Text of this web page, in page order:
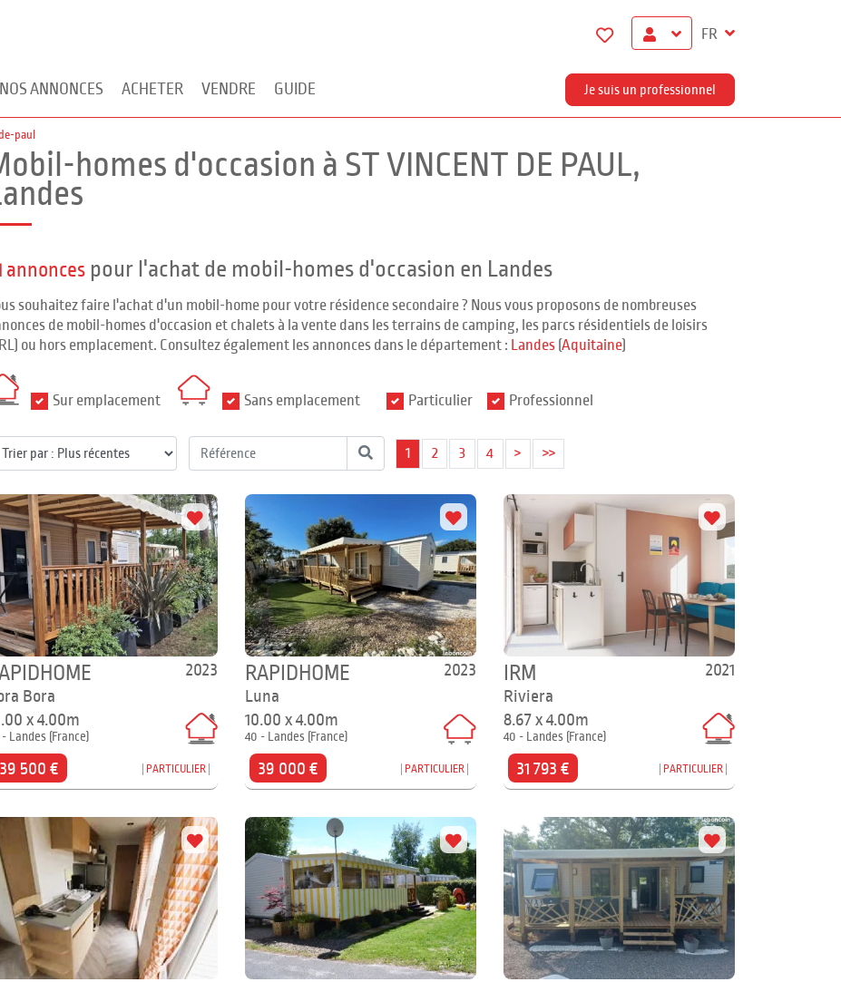
FR
NOS ANNONCES ACHETER VENDRE GUIDE Je suis un professionnel
paul
homes d'occasion à ST VINCENT DE PAUL,
annonces pour l'achat de mobil-homes d'occasion en Landes
souhaitez faire l'achat d'un mobil-home pour votre résidence secondaire ? Nous vous proposons de nombreuses
de mobil-homes d'occasion et chalets à la vente dans les terrains de camping, les parcs résidentiels de loisirs
ou hors emplacement. Consultez également les annonces dans le département : Landes (Aquitaine)
Sur emplacement Sans emplacement Particulier Professionnel
1 2 3 4 > >>
2023
Bora
x 4.00m
Landes (France)
39 500 € PARTICULIER
2023
RAPIDHOME
Luna
10.00 x 4.00m
40 - Landes (France)
39 000 € PARTICULIER
2021
IRM
Riviera
8.67 x 4.00m
40 - Landes (France)
31 793 € PARTICULIER